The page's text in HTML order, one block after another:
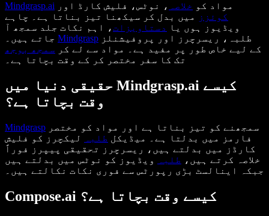
Mindgrasp.ai مواد کو خلاصہ ، نوٹس، فلیش کارڈ اور
کوئزز
میں بدل کر سیکھنا تیز بناتا ہے۔ چاہے
ویڈیوز ہوں یا
دستاویزات، اہم نکات جلد سمجھ آ
Mindgrasp
کے لیے خاص طور پر مفید ہے۔ مواد سے لے کر سمجھ بوجھ
تک کا سفر مختصر کر کے وقت بچاتا ہے۔
حقیقی دنیا میں Mindgrasp.ai کیسے
Mindgrasp
فارمز میں بدلتا ہے۔ میڈیکل طلبہ
لیکچرز کو فلیش
کارڈز میں بدلتے ہیں، ریسرچرز تحقیقی پیپرز فوراً
خلاصہ کرتے ہیں، طلبہ
ویڈیوز کو نوٹس میں بدلتے ہیں
جبکہ اینالسٹ بڑی رپورٹس سے فوری نکات نکالتے ہیں۔
Compose.ai کیسے وقت بچاتا ہے؟